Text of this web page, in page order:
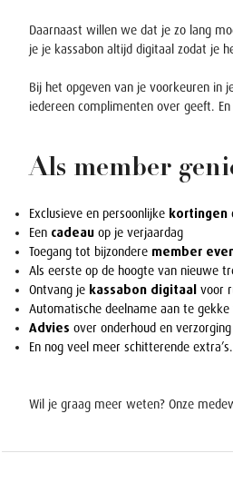
Daarnaast willen we dat je zo lang
je je kassabon altijd digitaal zodat je
Bij het opgeven van je voorkeuren in
iedereen complimenten over geeft.
Als member
Exclusieve en persoonlijke kortingen
Een cadeau op je verjaardag
Toegang tot bijzondere member
Als eerste op de hoogte van nieuwe
Ontvang je kassabon digitaal voor r
Automatische deelname aan te gekke
Advies over onderhoud en
En nog vee meer schitterende extra
Wil je graag meer weten? Onze